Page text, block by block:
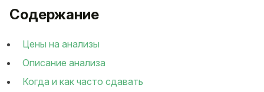
Содержание
Цены на анализы
Описание анализа
Когда и как часто сдавать